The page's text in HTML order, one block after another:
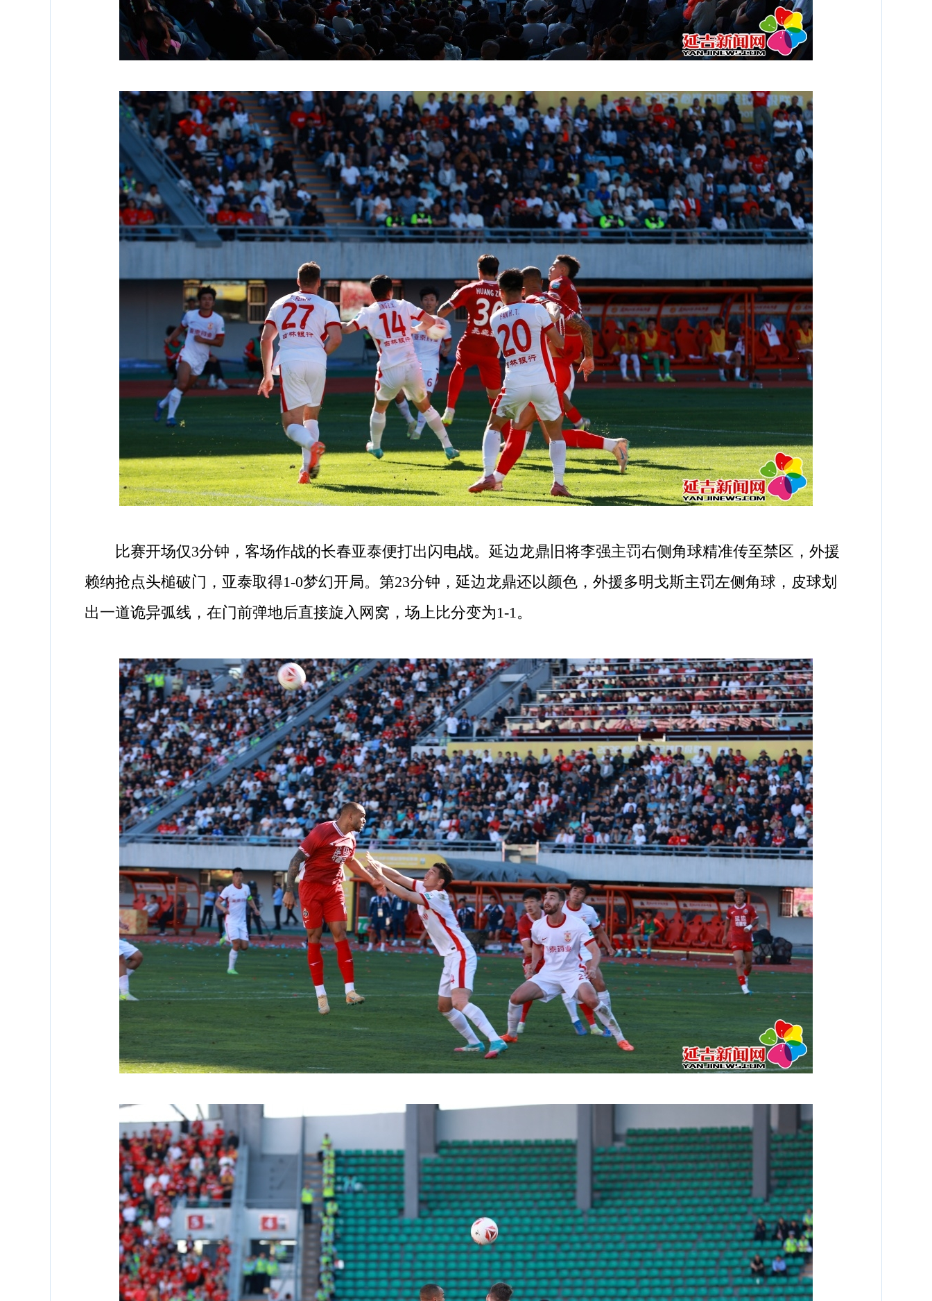
比赛开场仅3分钟，客场作战的长春亚泰便打出闪电战。延边龙鼎旧将李强主罚右侧角球精准传至禁区，外援
赖纳抢点头槌破门，亚泰取得1-0梦幻开局。第23分钟，延边龙鼎还以颜色，外援多明戈斯主罚左侧角球，皮球划
出一道诡异弧线，在门前弹地后直接旋入网窝，场上比分变为1-1。